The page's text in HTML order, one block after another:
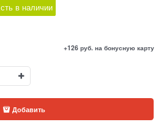
в наличии
+126 руб. на бонусную карту
Добавить